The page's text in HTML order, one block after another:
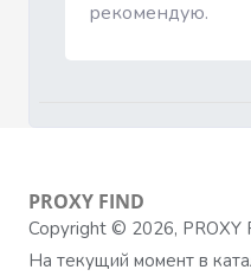
рекомендую.
PROXY FIND
Copyright © 2026, PROXY
На текущий момент в